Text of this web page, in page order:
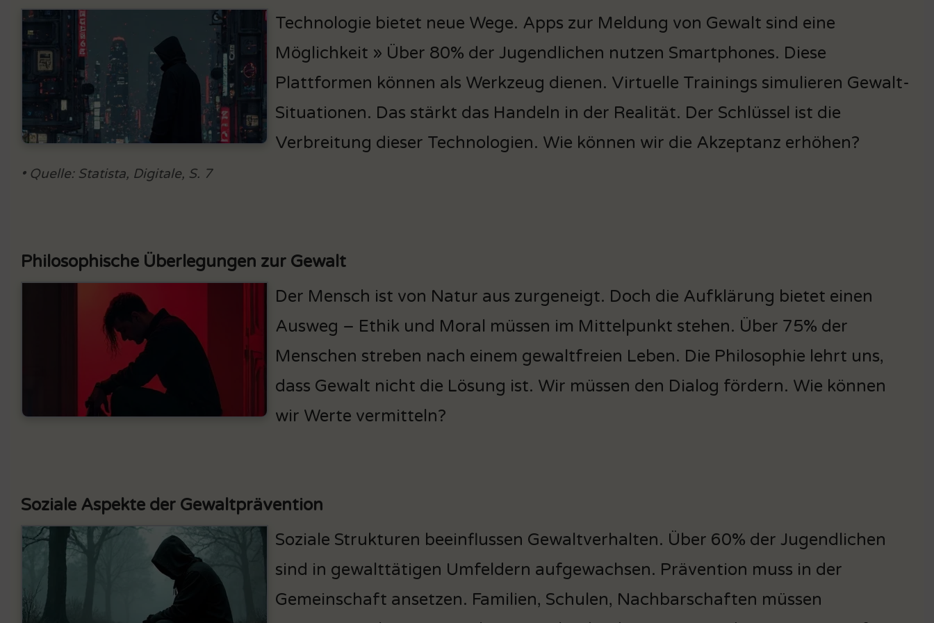
Technologie bietet neue Wege. Apps zur Meldung von Gewalt sind eine
Möglichkeit » Über 80% der Jugendlichen nutzen Smartphones. Diese
Plattformen können als Werkzeug dienen. Virtuelle Trainings simulieren Gewalt-
Situationen. Das stärkt das Handeln in der Realität. Der Schlüssel ist die
Verbreitung dieser Technologien. Wie können wir die Akzeptanz erhöhen?
• Quelle: Statista, Digitale, S. 7
Philosophische Überlegungen zur Gewalt
Der Mensch ist von Natur aus zurgeneigt. Doch die Aufklärung bietet einen
Ausweg – Ethik und Moral müssen im Mittelpunkt stehen. Über 75% der
Menschen streben nach einem gewaltfreien Leben. Die Philosophie lehrt uns,
dass Gewalt nicht die Lösung ist. Wir müssen den Dialog fördern. Wie können
wir Werte vermitteln?
Soziale Aspekte der Gewaltprävention
Soziale Strukturen beeinflussen Gewaltverhalten. Über 60% der Jugendlichen
sind in gewalttätigen Umfeldern aufgewachsen. Prävention muss in der
Gemeinschaft ansetzen. Familien, Schulen, Nachbarschaften müssen